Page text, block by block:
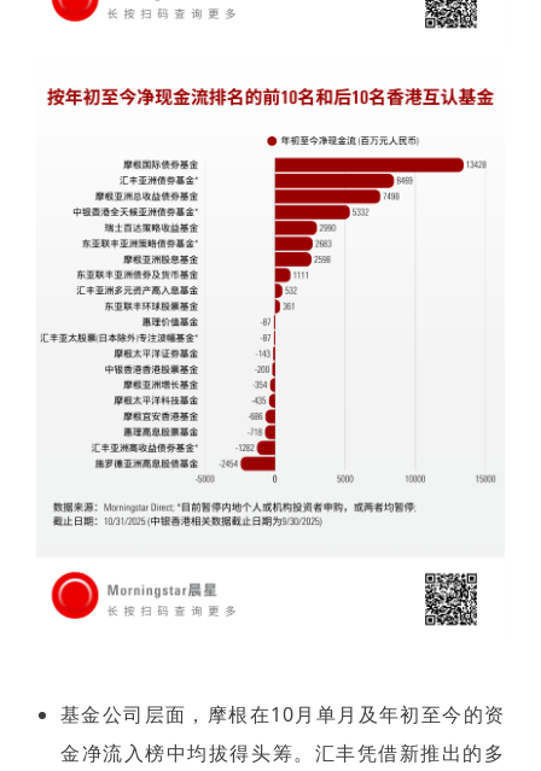
基金公司层面，摩根在10月单月及年初至今的资
金净流入榜中均拔得头筹。汇丰凭借新推出的多